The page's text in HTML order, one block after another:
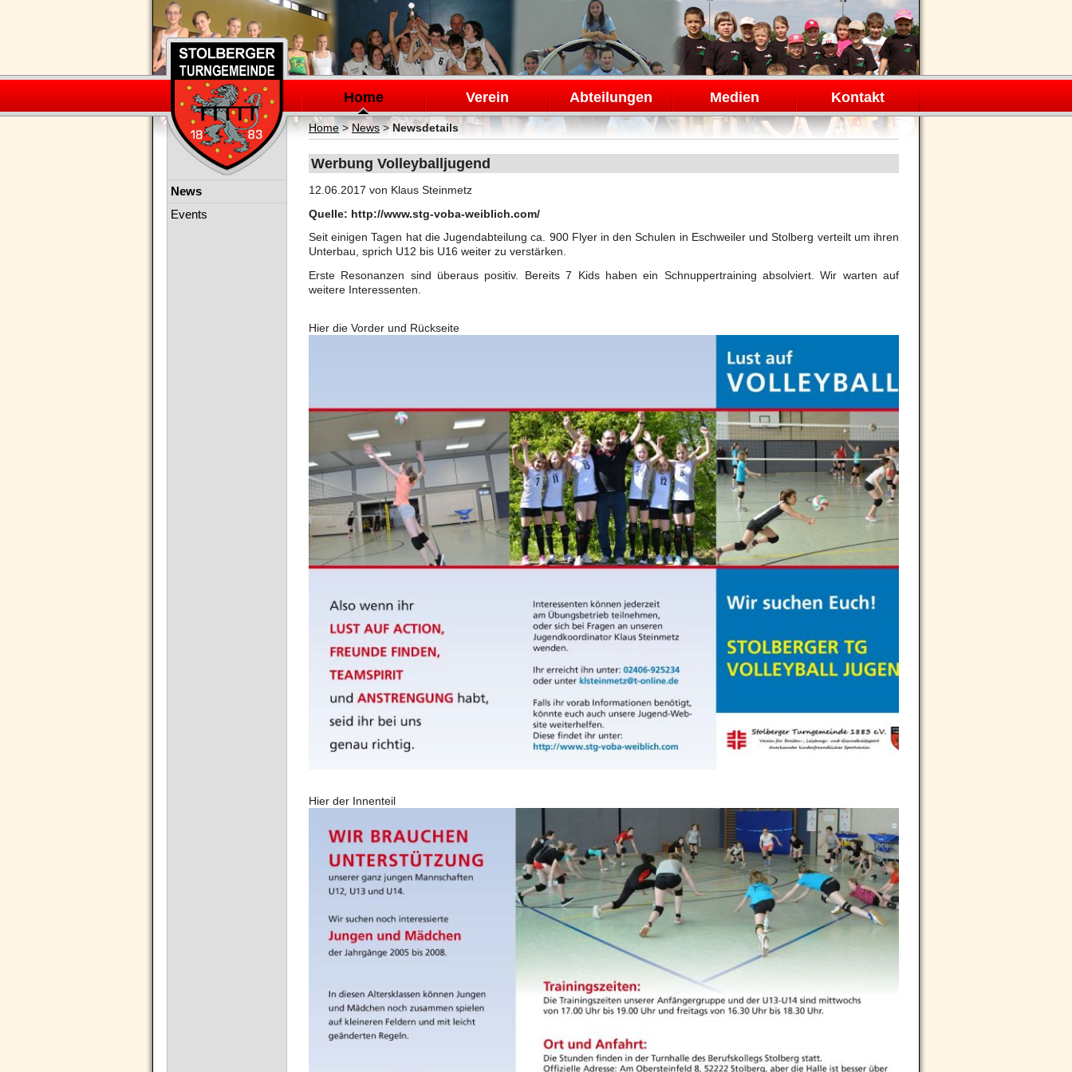
Navigation
überspringen
Home Verein Abteilungen Medien Kontakt
Home> News>Newsdetails
Werbung Volleyballjugend
12.06.2017 von Klaus Steinmetz
Quelle: http://www.stg-voba-weiblich.com/
Seit einigen Tagen hat die Jugendabteilung ca. 900 Flyer in den Schulen in Eschweiler und Stolberg verteilt um ihren
Unterbau, sprich U12 bis U16 weiter zu verstärken.
Erste Resonanzen sind überaus positiv. Bereits 7 Kids haben ein Schnuppertraining absolviert. Wir warten auf
weitere Interessenten.
Hier die Vorder und Rückseite
Hier der Innenteil
Navigation
News
Events